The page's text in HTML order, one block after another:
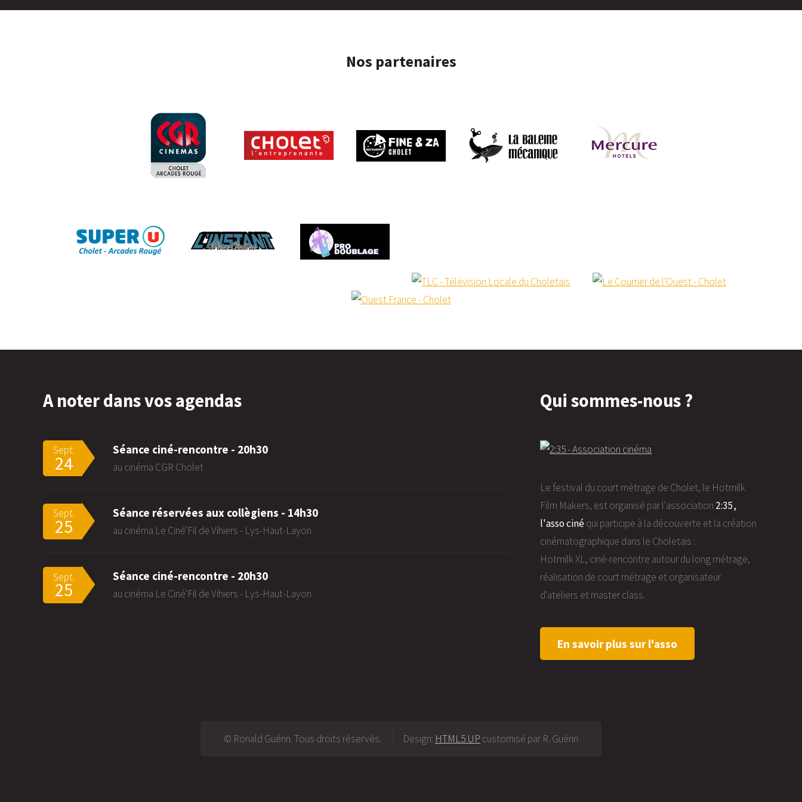
Nos partenaires
A noter dans vos agendas
Sept.
24
Séance ciné-rencontre - 20h30
au cinéma CGR Cholet
Sept.
25
Séance réservées aux collègiens - 14h30
au cinéma Le Ciné'Fil de Vihiers - Lys-Haut-Layon
Sept.
25
Séance ciné-rencontre - 20h30
au cinéma Le Ciné'Fil de Vihiers - Lys-Haut-Layon
Qui sommes-nous ?
Le festival du court métrage de Cholet, le Hotmilk
Film Makers, est organisé par l'association 2:35,
l'asso cinéqui participe à la découverte et la création
cinématographique dans le Choletais :
Hotmilk XL, ciné-rencontre autour du long métrage,
réalisation de court métrage et organisateur
d'ateliers et master class.
En savoir plus sur l'asso
© Ronald Guérin. Tous droits réservés. Design: HTML5 UP customisé par R. Guérin